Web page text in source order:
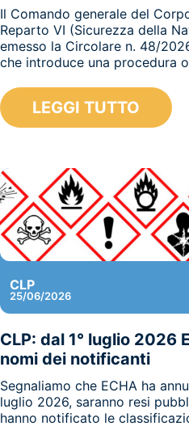
Il Comando generale del
Reparto VI (Sicurezza della
emesso la Circolare n. 48/
che introduce una procedura
LEGGI TUTTO
CLP
25/06/2026
CLP: dal 1° luglio 2026
nomi dei notificanti
Segnaliamo che ECHA ha
luglio 2026, saranno resi
hanno notificato le